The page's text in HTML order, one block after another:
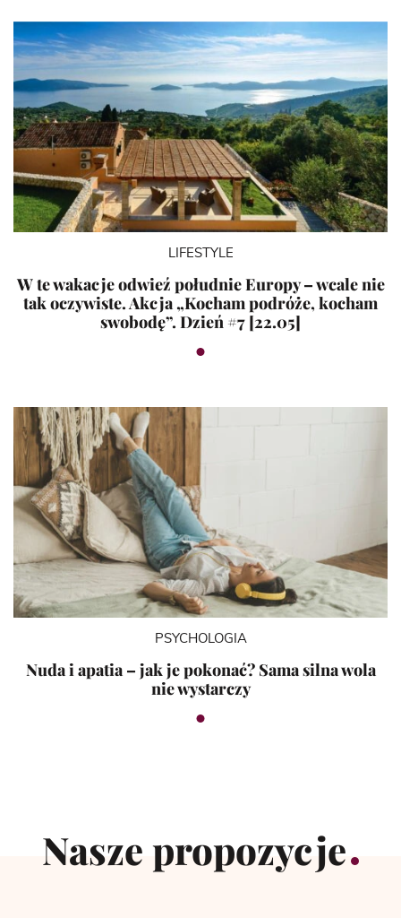
LIFESTYLE
W te wakacje odwieź południe Europy – wcale nie
tak oczywiste. Akcja „Kocham podróże, kocham
swobodę”. Dzień #7 [22.05]
PSYCHOLOGIA
Nuda i apatia – jak je pokonać? Sama silna wola
nie wystarczy
Nasze propozycje